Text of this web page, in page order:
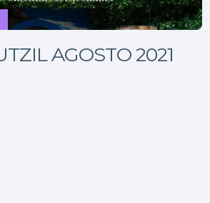
AGOSTO 2021